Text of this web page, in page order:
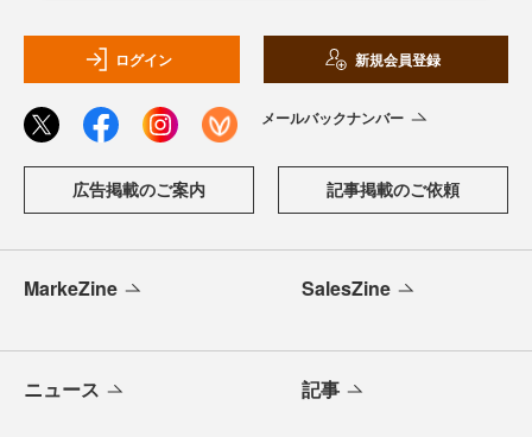
ログイン 新規会員登録
メールバックナンバー
広告掲載のご案内 記事掲載のご依頼
MarkeZine SalesZine
ニュース 記事